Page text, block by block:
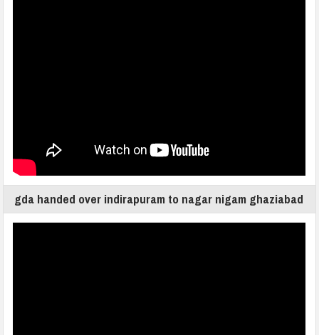
gda handed over indirapuram to nagar nigam ghaziabad